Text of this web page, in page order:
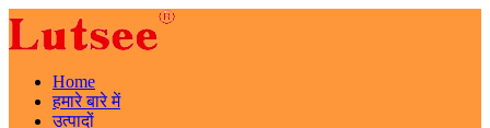
Home
हमारे बारे में
उत्पादों